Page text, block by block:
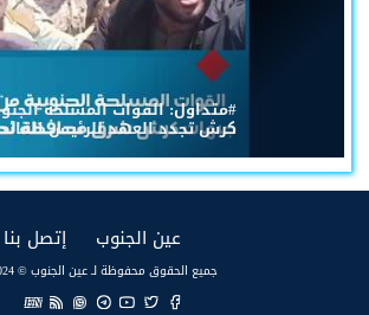
#متداول: القوات المسلحة
كرش تجدد العهد للرئيس
عين الجنوب إتصل بنا
جميع الحقوق محفوظة لـ عين الجنوب © 2024
EN